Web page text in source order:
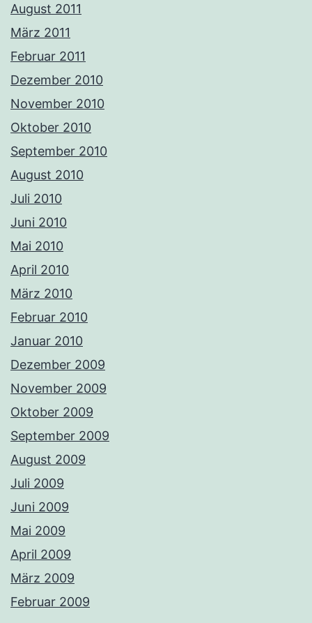
August 2011
März 2011
Februar 2011
Dezember 2010
November 2010
Oktober 2010
September 2010
August 2010
Juli 2010
Juni 2010
Mai 2010
April 2010
März 2010
Februar 2010
Januar 2010
Dezember 2009
November 2009
Oktober 2009
September 2009
August 2009
Juli 2009
Juni 2009
Mai 2009
April 2009
März 2009
Februar 2009